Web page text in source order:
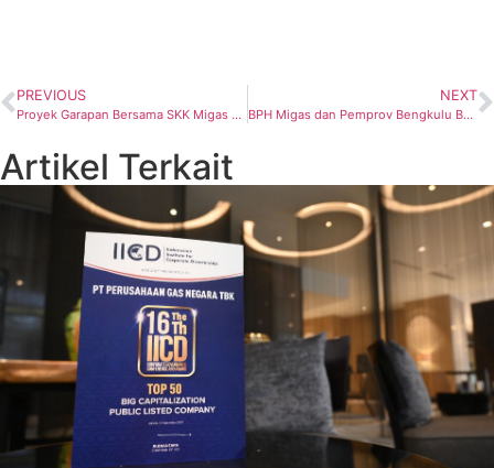
PREVIOUS
Proyek Garapan Bersama SKK Migas dan TIS Komersialisasikan Gas Berkadar CO2 30 Persen
NEXT
BPH Migas dan Pemprov Bengkulu Bahas Naskah Kerja Sama
Artikel Terkait